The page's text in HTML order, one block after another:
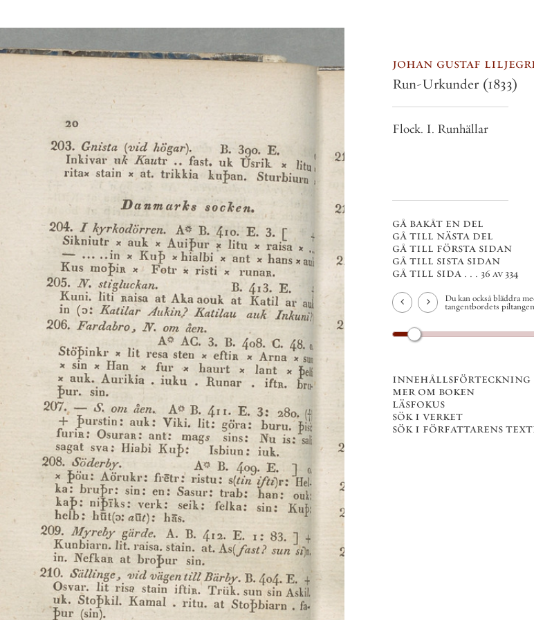
johan gustaf liljegren
Run-Urkunder(1833)
Flock. I. Runhällar
gå bakåt en del
gå till nästa del
gå till första sidan
gå till sista sidan
gå till sida . . .36 av 334
Du kan också bläddra med
tangentbordets piltangenter.
innehållsförteckning
mer om boken
läsfokus
sök i verket
sök i författarens texter